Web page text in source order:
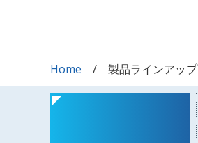
Home 製品ラインアップ